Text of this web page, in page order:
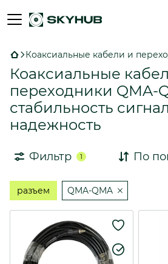
Коаксиальные кабели и
Коаксиальные
переходники QMA-
стабильность
надежность
Фильтр 1 По
разъем QMA-QMA